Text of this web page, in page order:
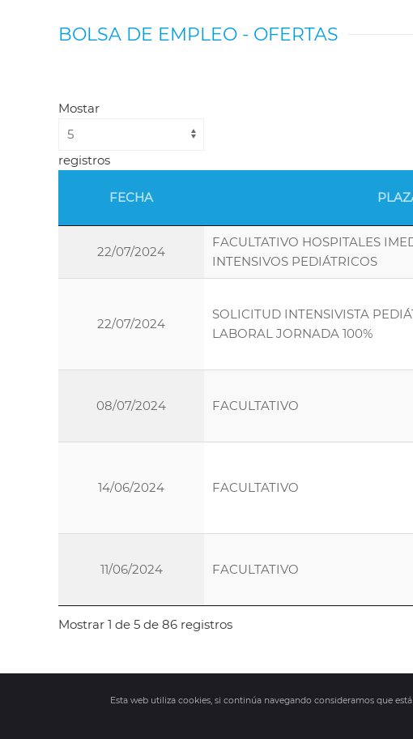
BOLSA DE EMPLEO - OFERTAS
Mostar
registros
FECHA
22/07/2024
FACULTATIVO HOSPITALES
INTENSIVOS PEDIÁTRICOS
22/07/2024
SOLICITUD INTENSIVISTA
LABORAL JORNADA 100%
08/07/2024 FACULTATIVO
14/06/2024 FACULTATIVO
11/06/2024 FACULTATIVO
Mostrar 1 de 5 de 86 registros
Esta web utiliza cookies, si continúa navegando consideramos que